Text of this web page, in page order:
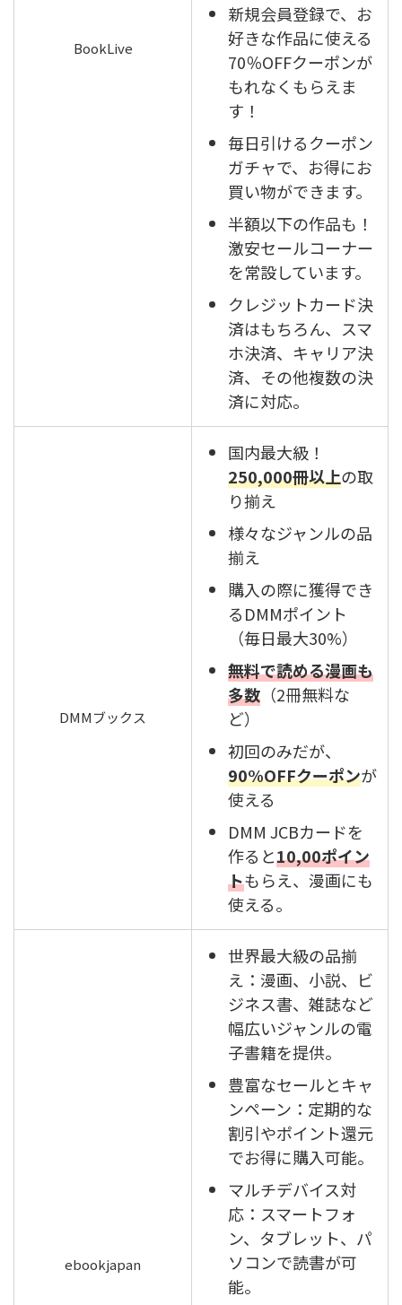
BookLive
新規会員登録で、お
好きな作品に使える
70％OFFクーポンが
もれなくもらえま
す！
毎日引けるクーポン
ガチャで、お得にお
買い物ができます。
半額以下の作品も！
激安セールコーナー
を常設しています。
クレジットカード決
済はもちろん、スマ
ホ決済、キャリア決
済、その他複数の決
済に対応。
DMMブックス
国内最大級！
250,000冊以上の取
り揃え
様々なジャンルの品
揃え
購入の際に獲得でき
るDMMポイント
（毎日最大30%）
無料で読める漫画も
多数 （2冊無料な
ど）
初回のみだが、
90%OFFクーポンが
使える
DMM JCBカードを
作ると10,00ポイン
トもらえ、漫画にも
使える。
ebookjapan
世界最大級の品揃
え：漫画、小説、ビ
ジネス書、雑誌など
幅広いジャンルの電
子書籍を提供。
豊富なセールとキャ
ンペーン：定期的な
割引やポイント還元
でお得に購入可能。
マルチデバイス対
応：スマートフォ
ン、タブレット、パ
ソコンで読書が可
能。